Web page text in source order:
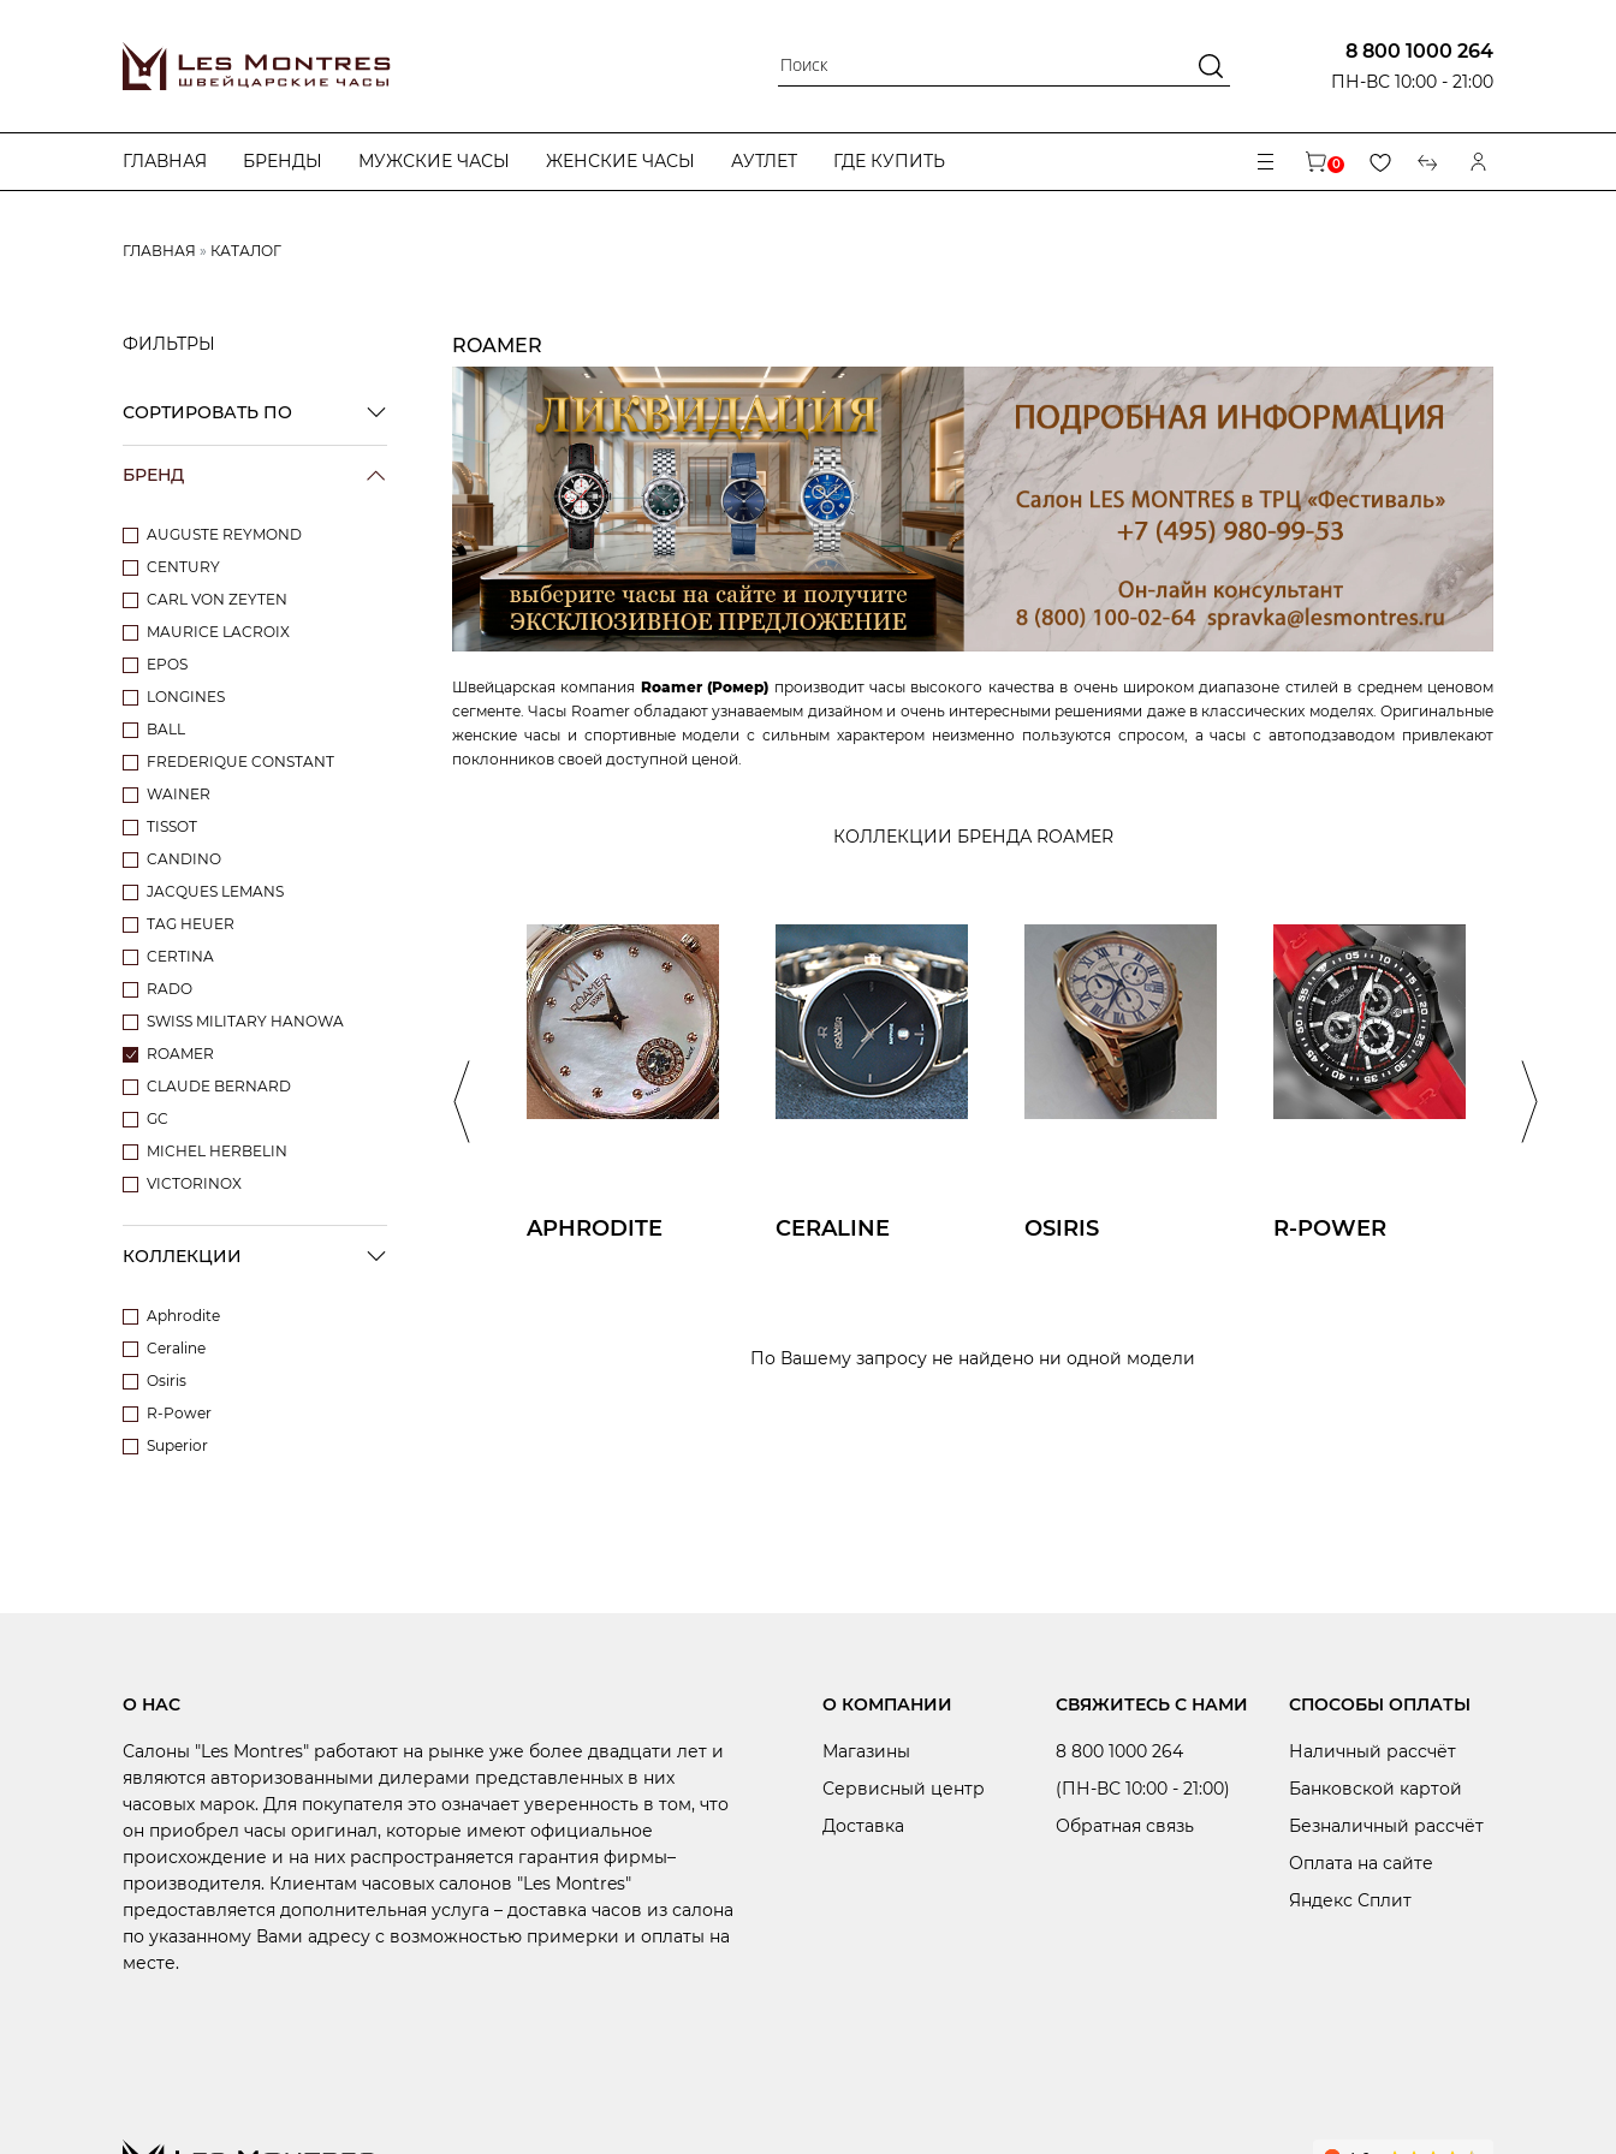
8 800 1000 264
ПН-ВС 10:00 - 21:00
ГЛАВНАЯ БРЕНДЫ МУЖСКИЕ ЧАСЫ ЖЕНСКИЕ ЧАСЫ АУТЛЕТ ГДЕ КУПИТЬ 0
ГЛАВНАЯ КАТАЛОГ
ФИЛЬТРЫ
СОРТИРОВАТЬ ПО
БРЕНД
AUGUSTE REYMOND
CENTURY
CARL VON ZEYTEN
MAURICE LACROIX
EPOS
LONGINES
BALL
FREDERIQUE CONSTANT
WAINER
TISSOT
CANDINO
JACQUES LEMANS
TAG HEUER
CERTINA
RADO
SWISS MILITARY HANOWA
ROAMER
CLAUDE BERNARD
GC
MICHEL HERBELIN
VICTORINOX
КОЛЛЕКЦИИ
Aphrodite
Ceraline
Osiris
R-Power
Superior
ROAMER
Швейцарская компания Roamer (Ромер) производит часы высокого качества в очень широком диапазоне стилей в среднем ценовом
сегменте. Часы Roamer обладают узнаваемым дизайном и очень интересными решениями даже в классических моделях. Оригинальные
женские часы и спортивные модели с сильным характером неизменно пользуются спросом, а часы с автоподзаводом привлекают
поклонников своей доступной ценой.
КОЛЛЕКЦИИ БРЕНДА ROAMER
R-POWER SUPERIOR APHRODITE CERALINE OSIRIS R-POWER
По Вашему запросу не найдено ни одной модели
О НАС
Салоны "Les Montres" работают на рынке уже более двадцати лет и
являются авторизованными дилерами представленных в них
часовых марок. Для покупателя это означает уверенность в том, что
он приобрел часы оригинал, которые имеют официальное
происхождение и на них распространяется гарантия фирмы–
производителя. Клиентам часовых салонов "Les Montres"
предоставляется дополнительная услуга – доставка часов из салона
по указанному Вами адресу с возможностью примерки и оплаты на
месте.
О КОМПАНИИ
Магазины
Сервисный центр
Доставка
СВЯЖИТЕСЬ С НАМИ
8 800 1000 264
(ПН-ВС 10:00 - 21:00)
Обратная связь
СПОСОБЫ ОПЛАТЫ
Наличный рассчёт
Банковской картой
Безналичный рассчёт
Оплата на сайте
Яндекс Сплит